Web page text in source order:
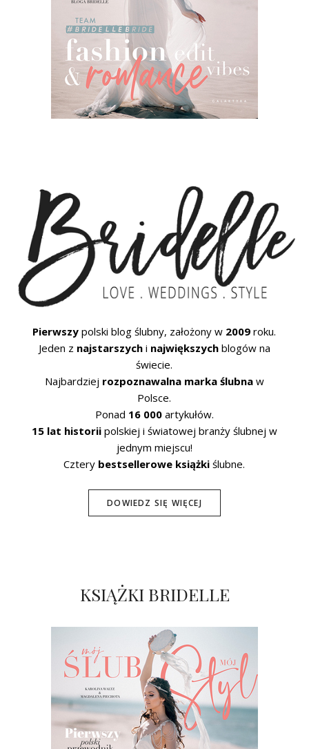
Pierwszy polski blog ślubny, założony w 2009 roku.
Jeden z najstarszychi największychblogów na
świecie.
Najbardziej rozpoznawalna marka ślubnaw
Polsce.
Ponad 16 000artykułów.
15 lat historiipolskiej i światowej branży ślubnej w
jednym miejscu!
Cztery bestsellerowe książki ślubne.
DOWIEDZ SIĘ WIĘCEJ
KSIĄŻKI BRIDELLE